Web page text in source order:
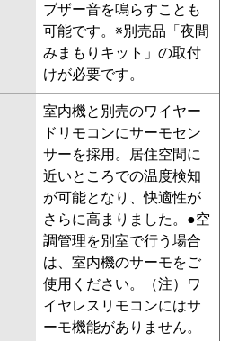
ブザー音を鳴らすことも
可能です。※別売品「夜間
みまもりキット」の取付
けが必要です。
室内機と別売のワイヤー
ドリモコンにサーモセン
サーを採用。居住空間に
近いところでの温度検知
が可能となり、快適性が
さらに高まりました。●空
調管理を別室で行う場合
は、室内機のサーモをご
使用ください。（注）ワ
イヤレスリモコンにはサ
ーモ機能がありません。